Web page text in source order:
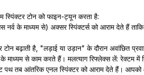
स्पिंक्टर टोन को फाइन-ट्यून करता है:
के माध्यम से) अक्सर स्पिंक्टर्स को आराम देते हैं
टोन बढ़ाती है, "लड़ाई या उड़ान" के दौरान अवांछित
माध्यम से काम करते हैं। मलत्याग रिफ्लेक्स लें: रेक्टम में
तब आंतरिक एनल स्पिंक्टर को आराम देते हैं। आपको